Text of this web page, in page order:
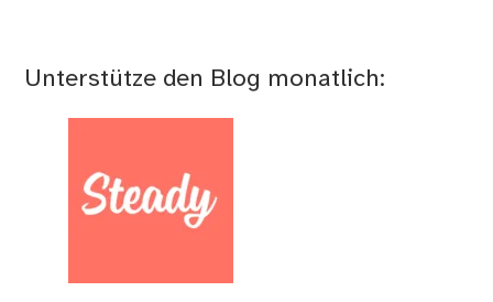
Unterstütze den Blog monatlich: